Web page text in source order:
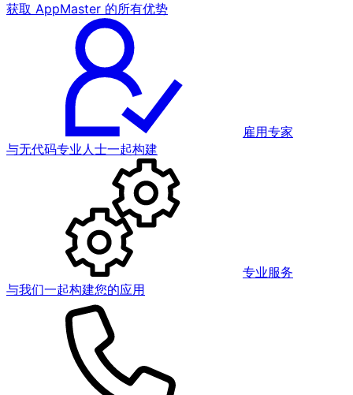
获取 AppMaster 的所有优势
雇用专家
与无代码专业人士一起构建
专业服务
与我们一起构建您的应用